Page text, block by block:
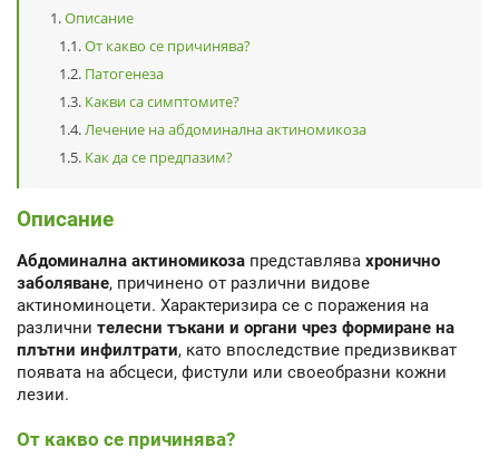
Описание
От какво се причинява?
Патогенеза
Какви са симптомите?
Лечение на абдоминална актиномикоза
Как да се предпазим?
Описание
Абдоминална актиномикоза представлява хронично
заболяване, причинено от различни видове
актиноминоцети. Характеризира се с поражения на
различни телесни тъкани и органи чрез формиране на
плътни инфилтрати, като впоследствие предизвикват
появата на абсцеси, фистули или своеобразни кожни
лезии.
От какво се причинява?